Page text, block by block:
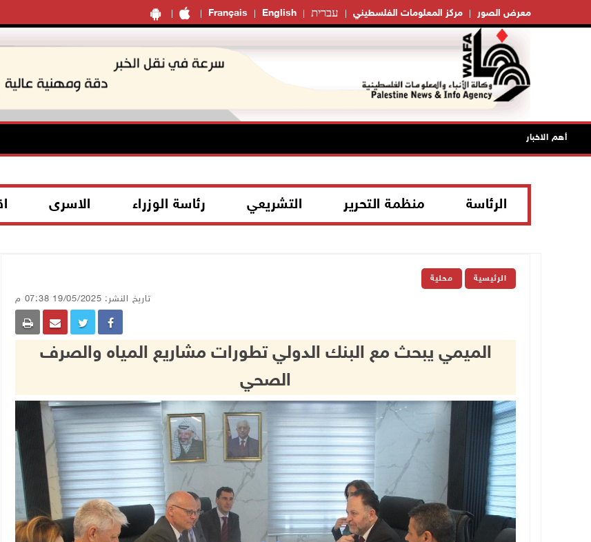
Français English עברית مركز المعلومات الفلسطيني معرض الصور
أهم الاخبار
الرئاسة منظمة التحرير التشريعي رئاسة الوزراء الاسرى
الرئيسية محلية
تاريخ النشر: 19/05/2025 07:38 م
الميمي يبحث مع البنك الدولي تطورات مشاريع المياه والصرف
الصحي